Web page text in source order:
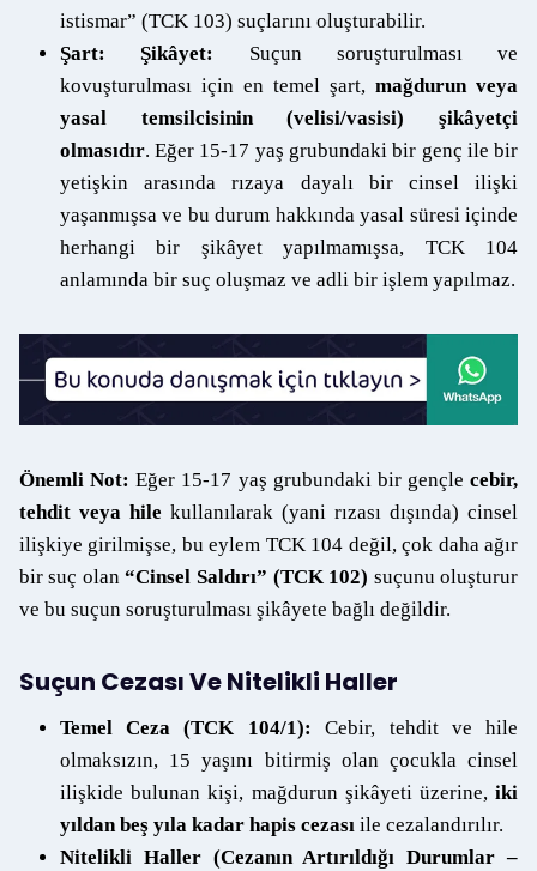
istismar” (TCK 103) suçlarını oluşturabilir.
Şart: Şikâyet: Suçun soruşturulması ve
kovuşturulması için en temel şart,mağdurun veya
yasal temsilcisinin (velisi/vasisi) şikâyetçi
olmasıdır. Eğer 15-17 yaş grubundaki bir genç ile bir
yetişkin arasında rızaya dayalı bir cinsel ilişki
yaşanmışsa ve bu durum hakkında yasal süresi içinde
herhangi bir şikâyet yapılmamışsa, TCK 104
anlamında bir suç oluşmaz ve adli bir işlem yapılmaz.
Önemli Not: Eğer 15-17 yaş grubundaki bir gençlecebir,
tehdit veya hile kullanılarak (yani rızası dışında) cinsel
ilişkiye girilmişse, bu eylem TCK 104 değil, çok daha ağır
bir suç olan“Cinsel Saldırı” (TCK 102) suçunu oluşturur
ve bu suçun soruşturulması şikâyete bağlı değildir.
Suçun Cezası Ve Nitelikli Haller
Temel Ceza (TCK 104/1): Cebir, tehdit ve hile
olmaksızın, 15 yaşını bitirmiş olan çocukla cinsel
ilişkide bulunan kişi, mağdurun şikâyeti üzerine,iki
yıldan beş yıla kadar hapis cezasıile cezalandırılır.
Nitelikli Haller (Cezanın Artırıldığı Durumlar –